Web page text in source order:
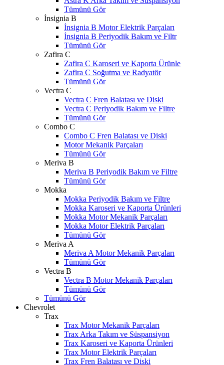
Tümünü Gör
İnsignia B
İnsignia B Motor Elektrik Parçaları
İnsignia B Periyodik Bakım ve Filtr
Tümünü Gör
Zafira C
Zafira C Karoseri ve Kaporta Ürünle
Zafira C Soğutma ve Radyatör
Tümünü Gör
Vectra C
Vectra C Fren Balatası ve Diski
Vectra C Periyodik Bakım ve Filtre
Tümünü Gör
Combo C
Combo C Fren Balatası ve Diski
Motor Mekanik Parçaları
Tümünü Gör
Meriva B
Meriva B Periyodik Bakım ve Filtre
Tümünü Gör
Mokka
Mokka Periyodik Bakım ve Filtre
Mokka Karoseri ve Kaporta Ürünleri
Mokka Motor Mekanik Parçaları
Mokka Motor Elektrik Parçaları
Tümünü Gör
Meriva A
Meriva A Motor Mekanik Parçaları
Tümünü Gör
Vectra B
Vectra B Motor Mekanik Parçaları
Tümünü Gör
Tümünü Gör
Chevrolet
Trax
Trax Motor Mekanik Parçaları
Trax Arka Takım ve Süspansiyon
Trax Karoseri ve Kaporta Ürünleri
Trax Motor Elektrik Parçaları
Trax Fren Balatası ve Diski